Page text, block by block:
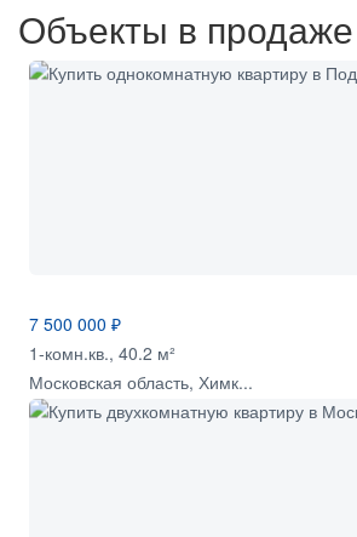
Объекты в
7 500 000 ₽
1-комн.кв., 40.2 м²
Московская область, Химк...